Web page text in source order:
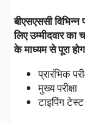
बीएसएससी
लिए उम्मीदवार
के माध्यम से पूरा
प्रारंभिक
मुख्य परीक्षा
टाइपिंग